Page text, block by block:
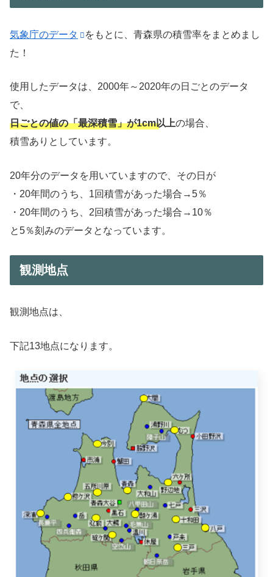
気象庁のデータ
をもとに、青森県の積雪率をまとめまし
た！
使用したデータは、2000年～2020年の日ごとのデータ
で、
日ごとの値の「最深積雪」が1cm以上の場合、
積雪ありとしています。
20年分のデータを用いていますので、その日が
・20年間のうち、1回積雪があった場合→5％
・20年間のうち、2回積雪があった場合→10％
と5％刻みのデータとなっています。
観測地点
観測地点は、
下記13地点になります。